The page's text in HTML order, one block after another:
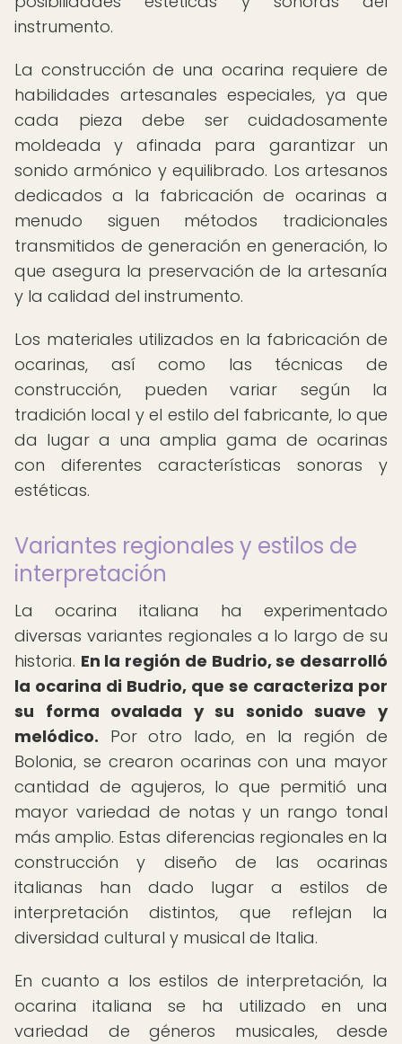
instrumento.
La construcción de una ocarina requiere de
habilidades artesanales especiales, ya que
cada pieza debe ser cuidadosamente
moldeada y afinada para garantizar un
sonido armónico y equilibrado. Los artesanos
dedicados a la fabricación de ocarinas a
menudo siguen métodos tradicionales
transmitidos de generación en generación, lo
que asegura la preservación de la artesanía
y la calidad del instrumento.
Los materiales utilizados en la fabricación de
ocarinas, así como las técnicas de
construcción, pueden variar según la
tradición local y el estilo del fabricante, lo que
da lugar a una amplia gama de ocarinas
con diferentes características sonoras y
estéticas.
Variantes regionales y estilos de
interpretación
La ocarina italiana ha experimentado
diversas variantes regionales a lo largo de su
historia. En la región de Budrio, se desarrolló
la ocarina di Budrio, que se caracteriza por
su forma ovalada y su sonido suave y
melódico. Por otro lado, en la región de
Bolonia, se crearon ocarinas con una mayor
cantidad de agujeros, lo que permitió una
mayor variedad de notas y un rango tonal
más amplio. Estas diferencias regionales en la
construcción y diseño de las ocarinas
italianas han dado lugar a estilos de
interpretación distintos, que reflejan la
diversidad cultural y musical de Italia.
En cuanto a los estilos de interpretación, la
ocarina italiana se ha utilizado en una
variedad de géneros musicales, desde